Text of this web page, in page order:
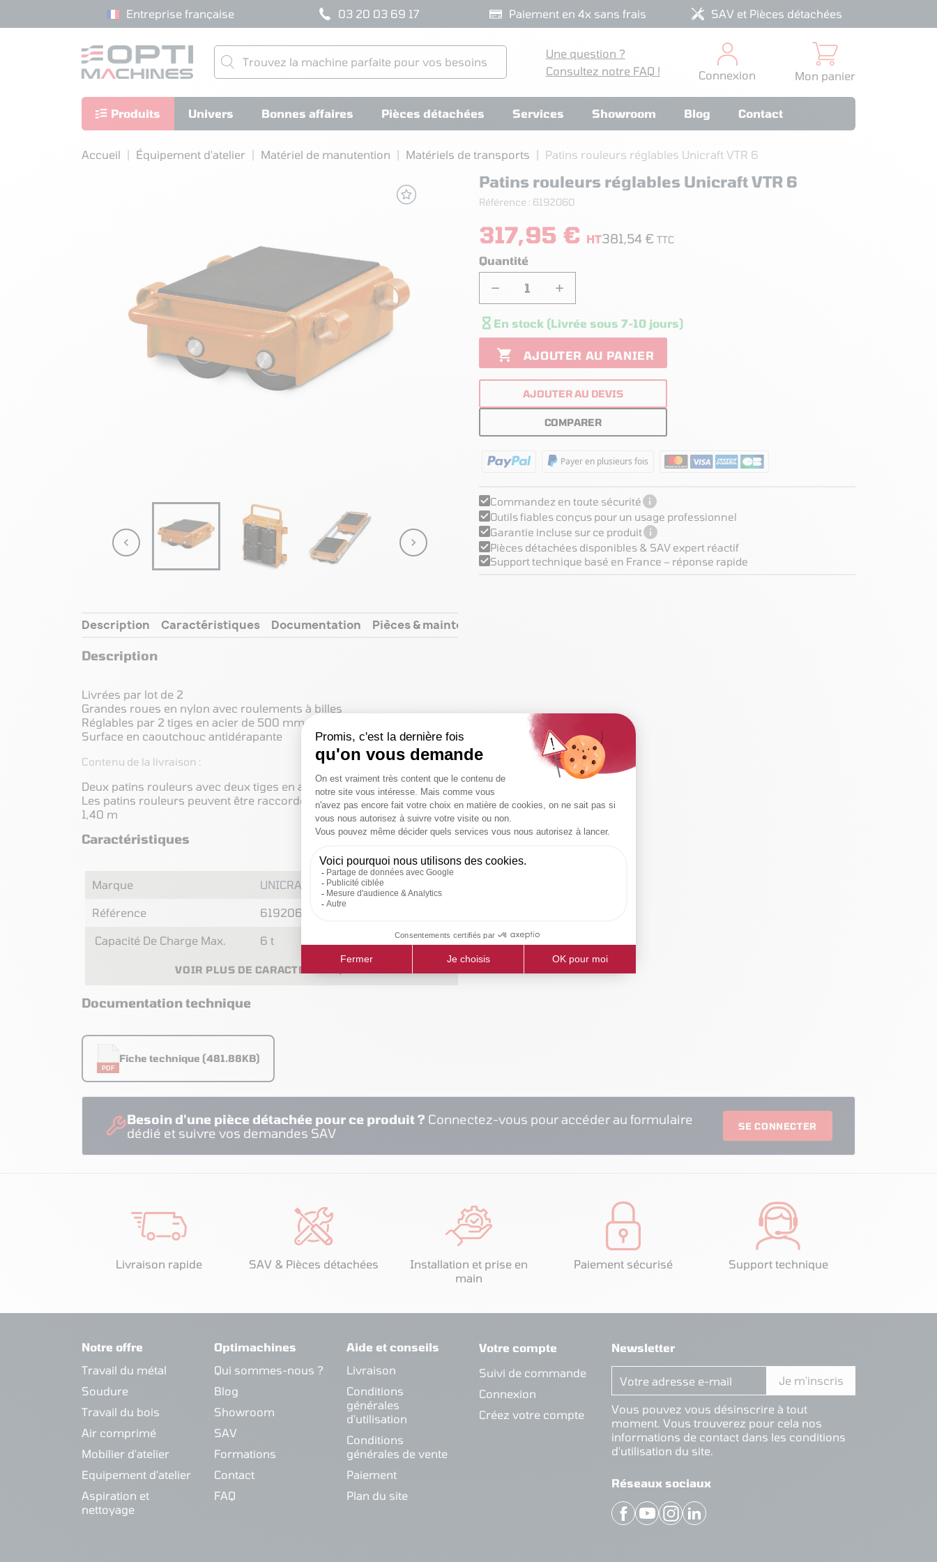
Entreprise française 03 20 03 69 17 Paiement en 4x sans frais SAV et Pièces détachées
Une question ?
Consultez notre FAQ !
Connexion Mon panier
Produits Univers Bonnes affaires Pièces détachées Services Showroom Blog Contact
Accueil Équipement d'atelier Matériel de manutention Matériels de transports Patins rouleurs réglables Unicraft VTR 6
 
Description Caractéristiques Documentation
Pièces & maintenance
Description
Livrées par lot de 2
Grandes roues en nylon avec roulements à billes
Réglables par 2 tiges en acier de 500 mm à 1400 mm
Surface en caoutchouc antidérapante
Contenu de la livraison :
Deux patins rouleurs avec deux tiges en acier
Les patins rouleurs peuvent être raccordés jusqu’à une longueur de
1,40 m
Caractéristiques
Marque UNICRAFT
Référence 6192060
Capacité De Charge Max. 6 t
VOIR PLUS DE CARACTÉRISTIQUES
Documentation technique
PDF
Fiche technique (481.88KB)
Patins rouleurs réglables Unicraft VTR 6
Référence : 6192060
317,95 € HT381,54 € TTC
Quantité
− +
 En stock (Livrée sous 7-10 jours)
 AJOUTER AU PANIER
AJOUTER AU DEVIS
COMPARER
Payer en plusieurs fois
Commandez en toute sécurité
Outils fiables conçus pour un usage professionnel
Garantie incluse sur ce produit
Pièces détachées disponibles & SAV expert réactif
Support technique basé en France – réponse rapide
Besoin d'une pièce détachée pour ce produit ? Connectez-vous pour accéder au formulaire
dédié et suivre vos demandes SAV
SE CONNECTER
Livraison rapide SAV & Pièces détachées
Installation et prise en
main
Paiement sécurisé Support technique
Notre offre
Travail du métal
Soudure
Travail du bois
Air comprimé
Mobilier d'atelier
Equipement d'atelier
Aspiration et
nettoyage
Optimachines
Qui sommes-nous ?
Blog
Showroom
SAV
Formations
Contact
FAQ
Aide et conseils
Livraison
Conditions
générales
d'utilisation
Conditions
générales de vente
Paiement
Plan du site
Votre compte
Suivi de commande
Connexion
Créez votre compte
Newsletter
Vous pouvez vous désinscrire à tout
moment. Vous trouverez pour cela nos
informations de contact dans les conditions
d'utilisation du site.
Réseaux sociaux
FacebookYouTubeInstagram
LinkedIn